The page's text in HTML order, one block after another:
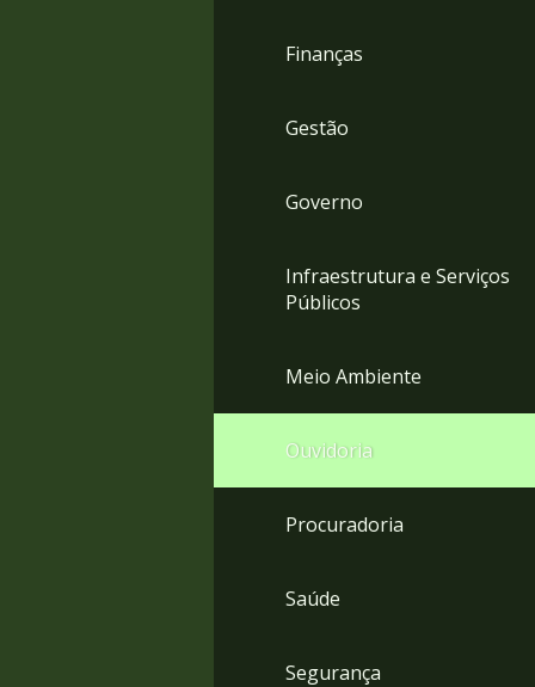
Finanças
Gestão
Governo
Infraestrutura e Serviços
Públicos
Meio Ambiente
Ouvidoria
Procuradoria
Saúde
Segurança